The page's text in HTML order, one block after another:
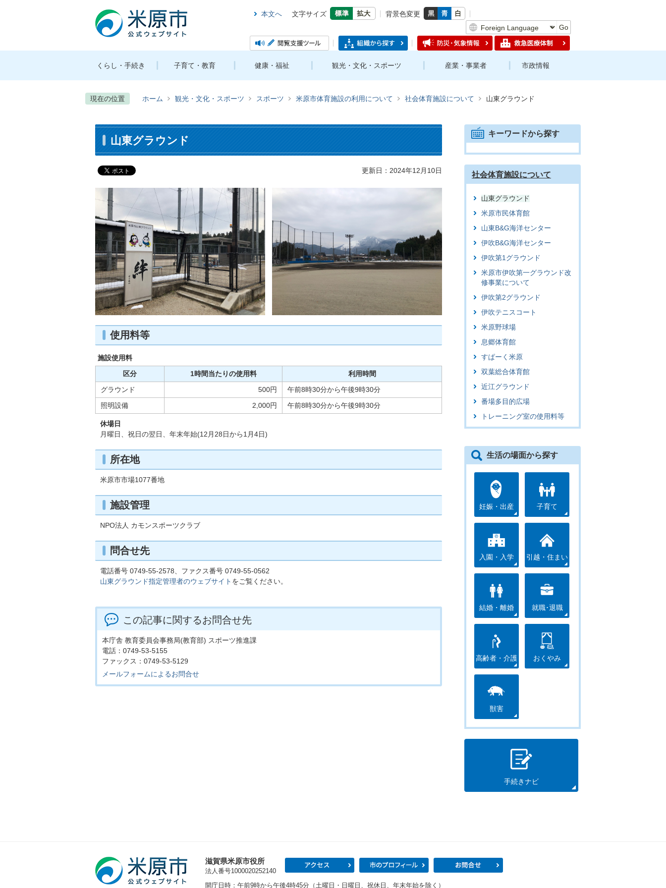
本文へ 文字サイズ
背景色変更
Go
くらし・手続き 子育て・教育 健康・福祉 観光・文化・スポーツ 産業・事業者 市政情報
現在の位置 ホーム 観光・文化・スポーツ スポーツ 米原市体育施設の利用について 社会体育施設について 山東グラウンド
山東グラウンド
更新日：2024年12月10日
使用料等
施設使用料
区分
1時間当たりの使用料
利用時間
グラウンド
500円
午前8時30分から午後9時30分
照明設備
2,000円 午前8時30分から午後9時30分
休場日
月曜日、祝日の翌日、年末年始(12月28日から1月4日)
所在地
米原市市場1077番地
施設管理
NPO法人 カモンスポーツクラブ
問合せ先
電話番号 0749-55-2578、ファクス番号 0749-55-0562
山東グラウンド指定管理者のウェブサイト をご覧ください。
この記事に関するお問合せ先
本庁舎 教育委員会事務局(教育部) スポーツ推進課
電話：0749-53-5155
ファックス：0749-53-5129
メールフォームによるお問合せ
キーワードから探す
社会体育施設について
山東グラウンド
米原市民体育館
山東B&G海洋センター
伊吹B&G海洋センター
伊吹第1グラウンド
米原市伊吹第一グラウンド改
修事業について
伊吹第2グラウンド
伊吹テニスコート
米原野球場
息郷体育館
すぱーく米原
双葉総合体育館
近江グラウンド
番場多目的広場
トレーニング室の使用料等
生活の場面から探す
妊娠・出産 子育て
入園・入学 引越・住まい
結婚・離婚 就職･退職
高齢者・介護 おくやみ
獣害
手続きナビ
滋賀県米原市役所
法人番号1000020252140
アクセス 市のプロフィール
開庁日時：午前9時から午後4時45分（土曜日・日曜日、祝休日、年末年始を除く）